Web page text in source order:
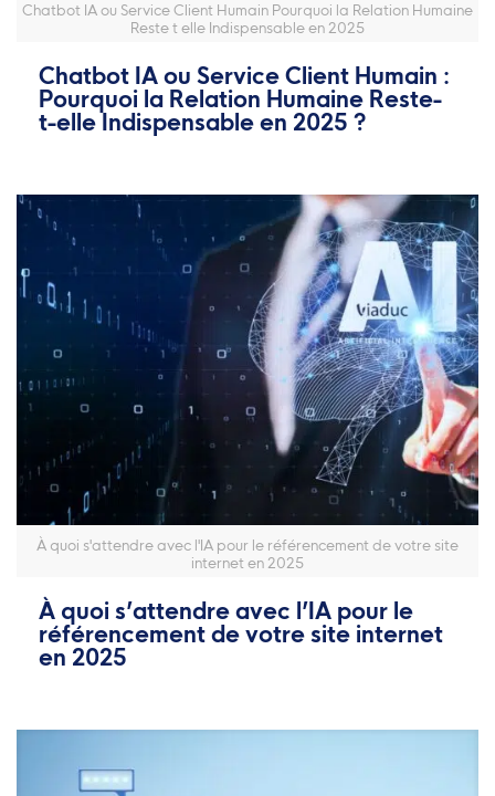
Chatbot IA ou Service Client Humain Pourquoi la Relation Humaine
Reste t elle Indispensable en 2025
Chatbot IA ou Service Client Humain :
Pourquoi la Relation Humaine Reste-
t-elle Indispensable en 2025 ?
À quoi s'attendre avec l'IA pour le référencement de votre site
internet en 2025
À quoi s’attendre avec l’IA pour le
référencement de votre site internet
en 2025